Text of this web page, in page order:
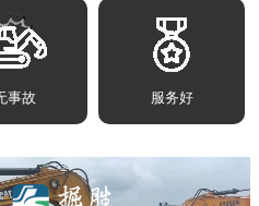
事故 服务好